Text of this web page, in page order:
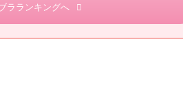
ラランキングへ